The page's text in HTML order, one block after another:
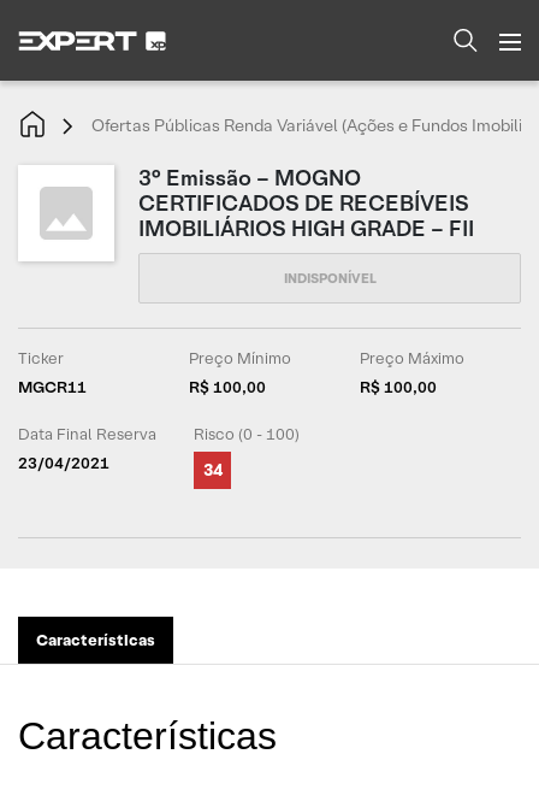
Ofertas Públicas Renda Variável (Ações e Fundos
3° Emissão – MOGNO
CERTIFICADOS DE RECEBÍVEIS
IMOBILIÁRIOS HIGH GRADE – FII
Ticker
MGCR11
Preço Mínimo
R$ 100,00
Preço Máximo
R$ 100,00
Data Final Reserva
23/04/2021
Risco (0 - 100)
34
Características
Características